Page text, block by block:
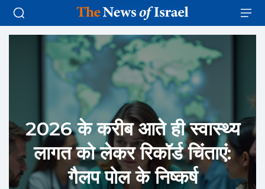
2026 के करीब आते ही स्वास्थ्य
लागत को लेकर रिकॉर्ड चिंताएं:
गैलप पोल के निष्कर्ष